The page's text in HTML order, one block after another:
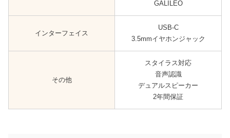
GALILEO
インターフェイス
USB-C
3.5mmイヤホンジャック
その他
スタイラス対応
音声認識
デュアルスピーカー
2年間保証